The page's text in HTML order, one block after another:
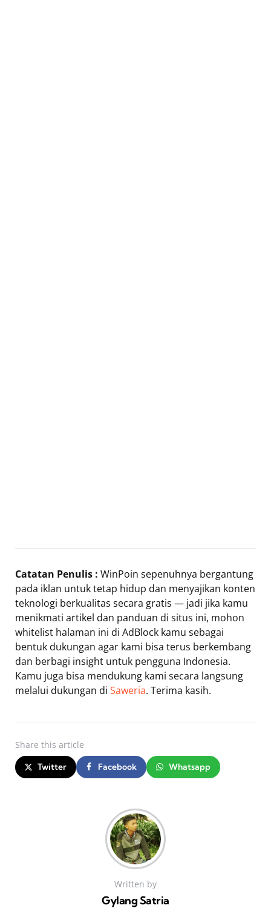
Catatan Penulis : WinPoin sepenuhnya bergantung
pada iklan untuk tetap hidup dan menyajikan konten
teknologi berkualitas secara gratis — jadi jika kamu
menikmati artikel dan panduan di situs ini, mohon
whitelist halaman ini di AdBlock kamu sebagai
bentuk dukungan agar kami bisa terus berkembang
dan berbagi insight untuk pengguna Indonesia.
Kamu juga bisa mendukung kami secara langsung
melalui dukungan di Saweria. Terima kasih.
Share this article
Twitter Facebook Whatsapp
Written by
Gylang Satria